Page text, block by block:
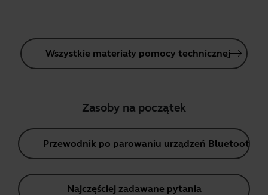
Wszystkie materiały pomocy technicznej
Zasoby na początek
Przewodnik po parowaniu urządzeń Bluetooth
Najczęściej zadawane pytania